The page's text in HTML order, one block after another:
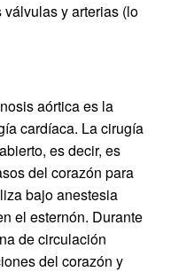
y arterias (lo
aórtica es la
cardíaca. La cirugía
es decir, es
del corazón para
bajo anestesia
el esternón. Durante
de circulación
del corazón y